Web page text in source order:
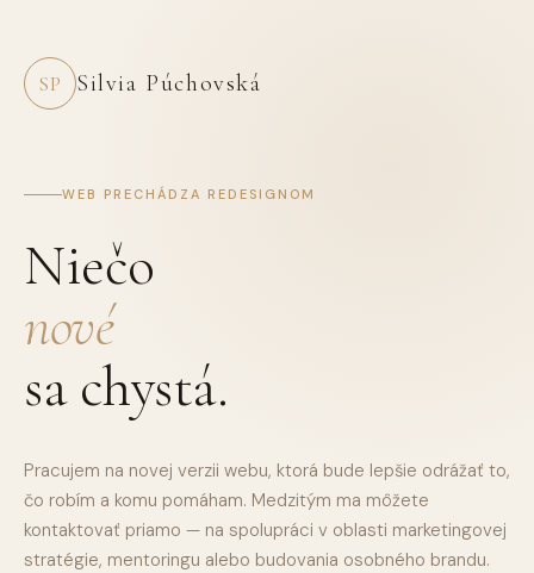
SP Silvia Púchovská
WEB PRECHÁDZA REDESIGNOM
Niečo
nové
sa chystá.
Pracujem na novej verzii webu, ktorá bude lepšie odrážať to,
čo robím a komu pomáham. Medzitým ma môžete
kontaktovať priamo — na spolupráci v oblasti marketingovej
stratégie, mentoringu alebo budovania osobného brandu.